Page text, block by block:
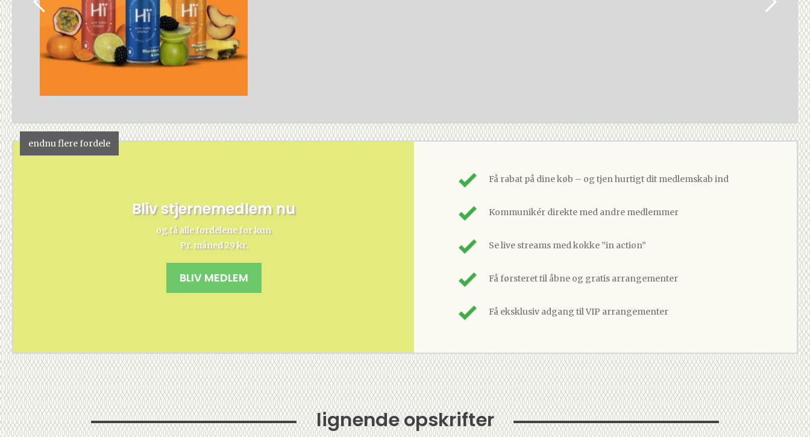
endnu flere fordele
Bliv stjernemedlem nu
og få alle fordelene for kun
Pr. måned 29 kr.
BLIV MEDLEM
Få rabat på dine køb – og tjen hurtigt dit medlemskab ind
Kommunikér direkte med andre medlemmer
Se live streams med kokke ”in action”
Få førsteret til åbne og gratis arrangementer
Få eksklusiv adgang til VIP arrangementer
lignende opskrifter